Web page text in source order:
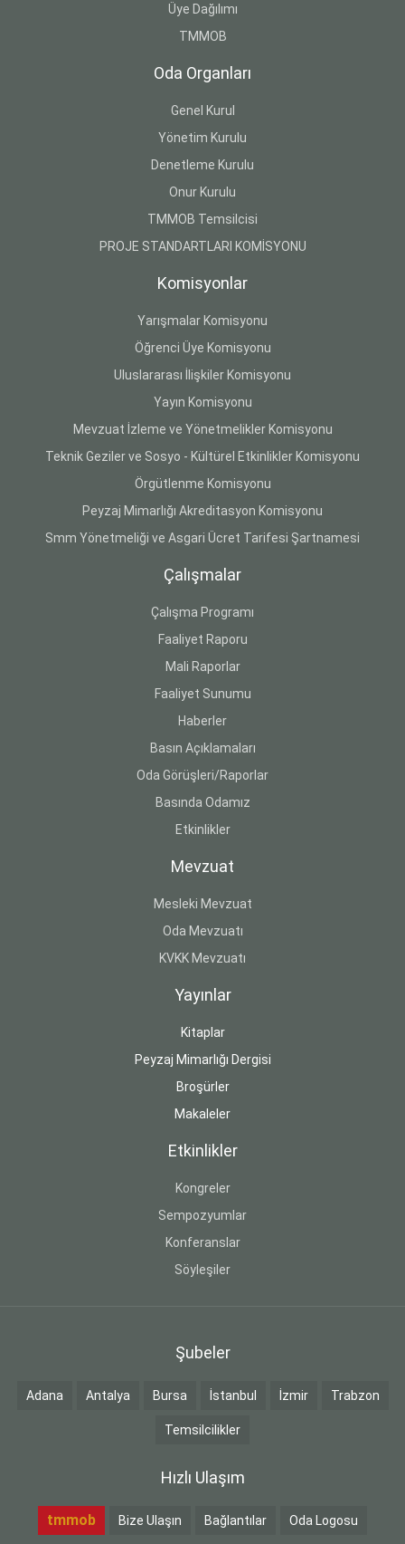
Üye Dağılımı
TMMOB
Oda Organları
Genel Kurul
Yönetim Kurulu
Denetleme Kurulu
Onur Kurulu
TMMOB Temsilcisi
PROJE STANDARTLARI KOMİSYONU
Komisyonlar
Yarışmalar Komisyonu
Öğrenci Üye Komisyonu
Uluslararası İlişkiler Komisyonu
Yayın Komisyonu
Mevzuat İzleme ve Yönetmelikler Komisyonu
Teknik Geziler ve Sosyo - Kültürel Etkinlikler Komisyonu
Örgütlenme Komisyonu
Peyzaj Mimarlığı Akreditasyon Komisyonu
Smm Yönetmeliği ve Asgari Ücret Tarifesi Şartnamesi
Çalışmalar
Çalışma Programı
Faaliyet Raporu
Mali Raporlar
Faaliyet Sunumu
Haberler
Basın Açıklamaları
Oda Görüşleri/Raporlar
Basında Odamız
Etkinlikler
Mevzuat
Mesleki Mevzuat
Oda Mevzuatı
KVKK Mevzuatı
Yayınlar
Kitaplar
Peyzaj Mimarlığı Dergisi
Broşürler
Makaleler
Etkinlikler
Kongreler
Sempozyumlar
Konferanslar
Söyleşiler
Şubeler
Adana Antalya Bursa İstanbul İzmir Trabzon
Temsilcilikler
Hızlı Ulaşım
tmmob Bize Ulaşın Bağlantılar Oda Logosu